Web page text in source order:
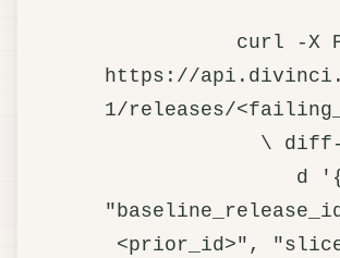
curl -X
https://
1/releases/
-d
<prior_id>",